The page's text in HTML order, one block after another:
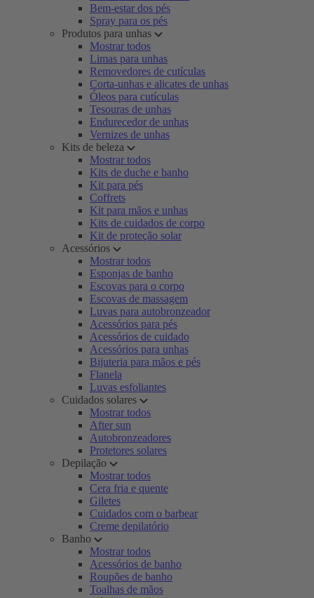
Bem-estar dos pés
Spray para os pés
Produtos para unhas
Mostrar todos
Limas para unhas
Removedores de cutículas
Corta-unhas e alicates de unhas
Óleos para cutículas
Tesouras de unhas
Endurecedor de unhas
Vernizes de unhas
Kits de beleza
Mostrar todos
Kits de duche e banho
Kit para pés
Coffrets
Kit para mãos e unhas
Kits de cuidados de corpo
Kit de proteção solar
Acessórios
Mostrar todos
Esponjas de banho
Escovas para o corpo
Escovas de massagem
Luvas para autobronzeador
Acessórios para pés
Acessórios de cuidado
Acessórios para unhas
Bijuteria para mãos e pés
Flanela
Luvas esfoliantes
Cuidados solares
Mostrar todos
After sun
Autobronzeadores
Protetores solares
Depilação
Mostrar todos
Cera fria e quente
Giletes
Cuidados com o barbear
Creme depilatório
Banho
Mostrar todos
Acessórios de banho
Roupões de banho
Toalhas de mãos